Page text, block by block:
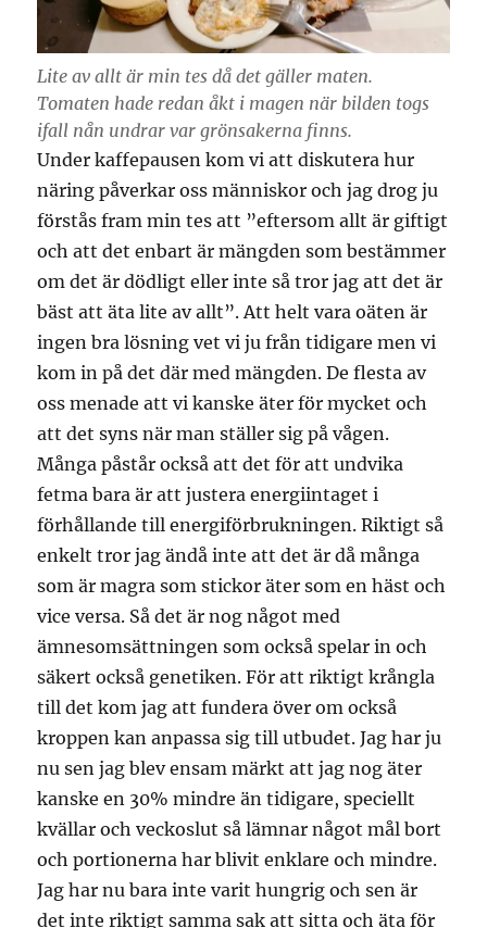
Lite av allt är min tes då det gäller maten.
Tomaten hade redan åkt i magen när bilden togs
ifall nån undrar var grönsakerna finns.
Under kaffepausen kom vi att diskutera hur
näring påverkar oss människor och jag drog ju
förstås fram min tes att ”eftersom allt är giftigt
och att det enbart är mängden som bestämmer
om det är dödligt eller inte så tror jag att det är
bäst att äta lite av allt”. Att helt vara oäten är
ingen bra lösning vet vi ju från tidigare men vi
kom in på det där med mängden. De flesta av
oss menade att vi kanske äter för mycket och
att det syns när man ställer sig på vågen.
Många påstår också att det för att undvika
fetma bara är att justera energiintaget i
förhållande till energiförbrukningen. Riktigt så
enkelt tror jag ändå inte att det är då många
som är magra som stickor äter som en häst och
vice versa. Så det är nog något med
ämnesomsättningen som också spelar in och
säkert också genetiken. För att riktigt krångla
till det kom jag att fundera över om också
kroppen kan anpassa sig till utbudet. Jag har ju
nu sen jag blev ensam märkt att jag nog äter
kanske en 30% mindre än tidigare, speciellt
kvällar och veckoslut så lämnar något mål bort
och portionerna har blivit enklare och mindre.
Jag har nu bara inte varit hungrig och sen är
det inte riktigt samma sak att sitta och äta för